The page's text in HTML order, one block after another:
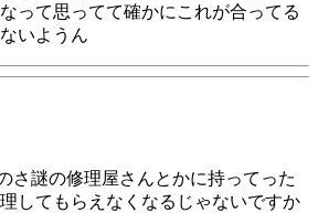
って思ってて確かにこれが合ってる
いようん
さ謎の修理屋さんとかに持ってった
してもらえなくなるじゃないですか